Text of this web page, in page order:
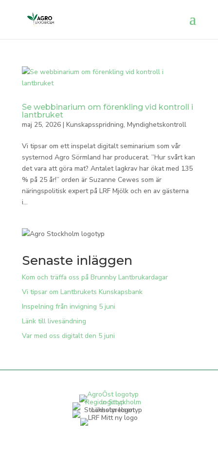
Se webbinarium om förenkling vid kontroll i
lantbruket
maj 25, 2026| Kunskapsspridning, Myndighetskontroll
Vi tipsar om ett inspelat digitalt seminarium som vår
systernod Agro Sörmland har producerat. ”Hur svårt kan
det vara att göra mat? Antalet lagkrav har ökat med 135
% på 25 år!” orden är Suzanne Cewes som är
näringspolitisk expert på LRF Mjölk och en av gästerna
i...
Senaste inläggen
Kom och träffa oss på Brunnby Lantbrukardagar
Vi tipsar om Lantbrukets Kunskapsbank
Inspelning från invigning 5 juni
Länk till livesändning
Var med oss digitalt den 5 juni